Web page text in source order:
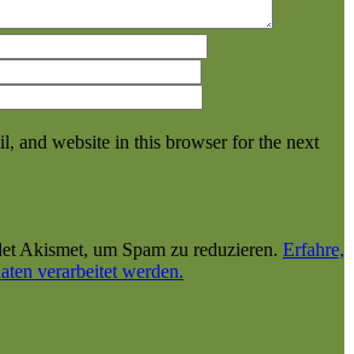
and website in this browser for the next
Akismet, um Spam zu reduzieren. Erfahre,
verarbeitet werden.